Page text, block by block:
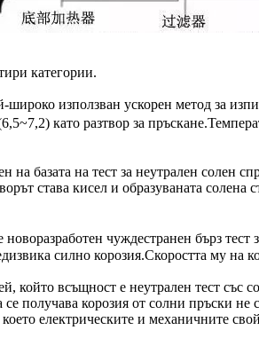
категории.
използван ускорен метод за
като разтвор за
на базата на тест за неутрален солен
става кисел и образуваната солена
чуждестранен бърз
силно корозия.Скоростта му на
който всъщност е неутрален тест
получава корозия от солни пръски
електрическите и механичните